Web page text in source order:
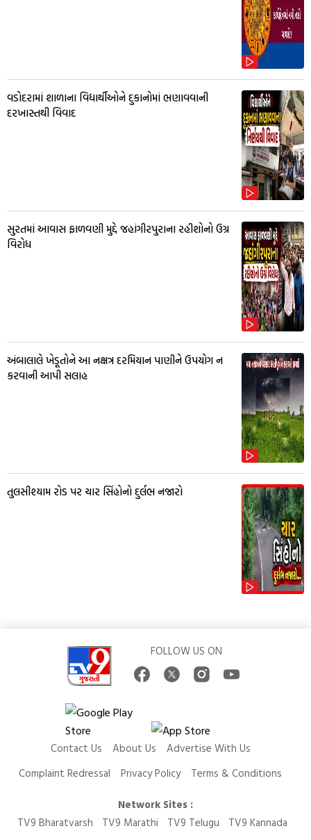
વડોદરામાં શાળાના વિદ્યાર્થીઓને દુકાનોમાં ભણાવવાની
દરખાસ્તથી વિવાદ
સુરતમાં આવાસ ફાળવણી મુદ્દે જહાંગીરપુરાના રહીશોનો ઉગ્ર
વિરોધ
અંબાલાલે ખેડૂતોને આ નક્ષત્ર દરમિયાન પાણીને ઉપયોગ ન
કરવાની આપી સલાહ
તુલસીશ્યામ રોડ પર ચાર સિંહોનો દુર્લભ નજારો
FOLLOW US ON
Contact Us About Us
Advertise With Us
Complaint Redressal
Privacy Policy
Terms & Conditions
Network Sites :
TV9 Bharatvarsh
TV9 Marathi TV9 Telugu
TV9 Kannada